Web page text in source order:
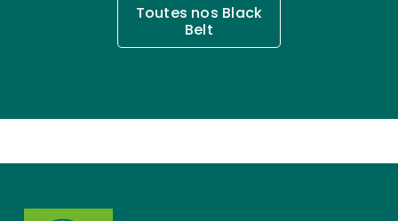
Toutes nos Black
Belt